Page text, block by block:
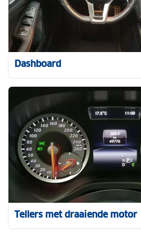
Dashboard
Tellers met draaiende motor